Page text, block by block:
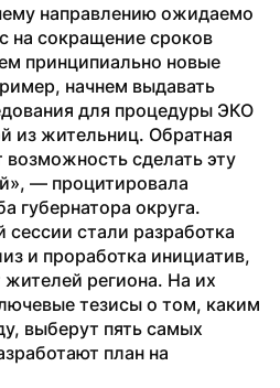
направлению ожидаемо
на сокращение сроков
принципиально новые
начнем выдавать
для процедуры ЭКО
из жительниц. Обратная
возможность сделать эту
— процитировала
губернатора округа.
сессии стали разработка
и проработка инициатив,
региона. На их
тезисы о том, каким
выберут пять самых
план на